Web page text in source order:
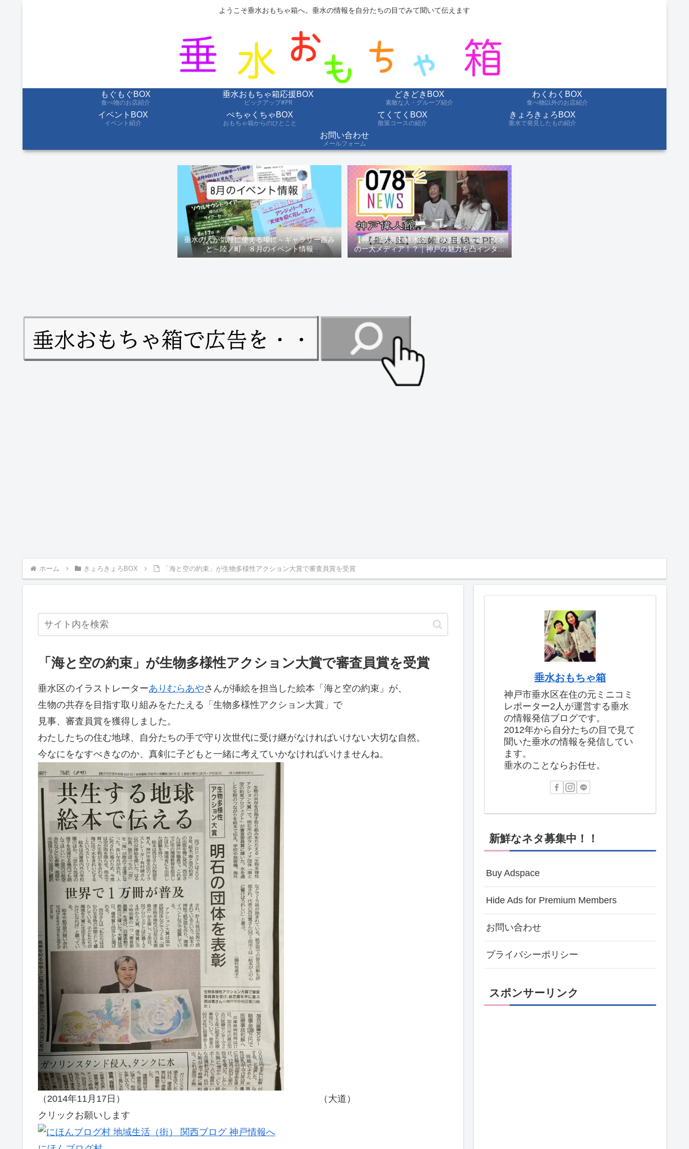
ようこそ垂水おもちゃ箱へ。垂水の情報を自分たちの目でみて聞いて伝えます
もぐもぐBOX
食べ物のお店紹介
垂水おもちゃ箱応援BOX
ピックアップ#PR
どきどきBOX
素敵な人・グループ紹介
わくわくBOX
食べ物以外のお店紹介
イベントBOX
イベント紹介
ぺちゃくちゃBOX
おもちゃ箱からのひとこと
てくてくBOX
散策コースの紹介
きょろきょろBOX
垂水で発見したもの紹介
お問い合わせ
メールフォーム
垂水の人が気軽に使える場に～ギャラリー器み
と～陸ノ町 ８月のイベント情報
【神戸偉人館】垂水区「垂水おもちゃ箱」垂水
の一大メディア！？｜神戸の魅力を凸インタビ
ュー！！【078NEWS( 078ニュース)】
ホーム きょろきょろBOX 「海と空の約束」が生物多様性アクション大賞で審査員賞を受賞
「海と空の約束」が生物多様性アクション大賞で審査員賞を受賞
垂水区のイラストレーターありむらあやさんが挿絵を担当した絵本「海と空の約束」が、
生物の共存を目指す取り組みをたたえる「生物多様性アクション大賞」で
見事、審査員賞を獲得しました。
わたしたちの住む地球、自分たちの手で守り次世代に受け継がなければいけない大切な自然。
今なにをなすべきなのか、真剣に子どもと一緒に考えていかなければいけませんね。
（2014年11月17日） （大道）
クリックお願いします
垂水おもちゃ箱
神戸市垂水区在住の元ミニコミ
レポーター2人が運営する垂水
の情報発信ブログです。
2012年から自分たちの目で見て
聞いた垂水の情報を発信してい
ます。
垂水のことならお任せ。
新鮮なネタ募集中！！
Buy Adspace
Hide Ads for Premium Members
お問い合わせ
プライバシーポリシー
スポンサーリンク